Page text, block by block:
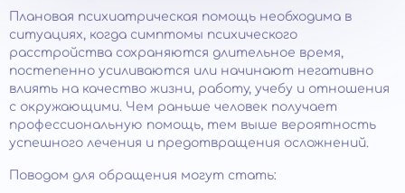
Плановая психиатрическая помощь необходима в
ситуациях, когда симптомы психического
расстройства сохраняются длительное время,
постепенно усиливаются или начинают негативно
влиять на качество жизни, работу, учебу и отношения
с окружающими. Чем раньше человек получает
профессиональную помощь, тем выше вероятность
успешного лечения и предотвращения осложнений.
Поводом для обращения могут стать: